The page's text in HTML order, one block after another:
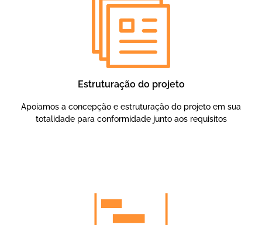
Estruturação do projeto
Apoiamos a concepção e estruturação do projeto em sua
totalidade para conformidade junto aos requisitos